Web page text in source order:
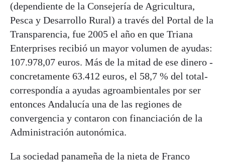
(dependiente de la Consejería de Agricultura,
Pesca y Desarrollo Rural) a través del Portal de la
Transparencia, fue 2005 el año en que Triana
Enterprises recibió un mayor volumen de ayudas:
107.978,07 euros. Más de la mitad de ese dinero -
concretamente 63.412 euros, el 58,7 % del total-
correspondía a ayudas agroambientales por ser
entonces Andalucía una de las regiones de
convergencia y contaron con financiación de la
Administración autonómica.
La sociedad panameña de la nieta de Franco